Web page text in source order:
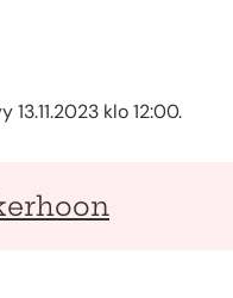
klo 12:00.